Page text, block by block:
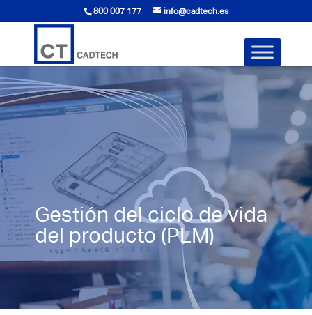
800 007 177 info@cadtech.es
Gestión del ciclo de vida
del producto (PLM)